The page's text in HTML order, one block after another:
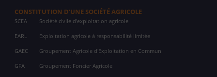
CONSTITUTION D'UNE SOCIÉTÉ AGRICOLE
SCEA Société civile d'exploitation agricole
EARL Exploitation agricole à responsabilité limitée
GAEC Groupement Agricole d'Exploitation en Commun
GFA Groupement Foncier Agricole